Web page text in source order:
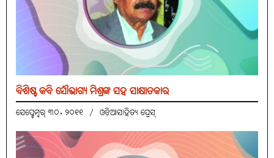
ବିଶିଷ୍ଟ କବି ସୌଭାଗ୍ୟ ମିଶ୍ରଙ୍କ ସହ ସାକ୍ଷାତକାର
ସେପ୍ଟେମ୍ବର୍ ୩୦, ୨୦୧୧ / ଓଡ଼ିଆସାହିତ୍ୟ ପ୍ରେସ୍‌